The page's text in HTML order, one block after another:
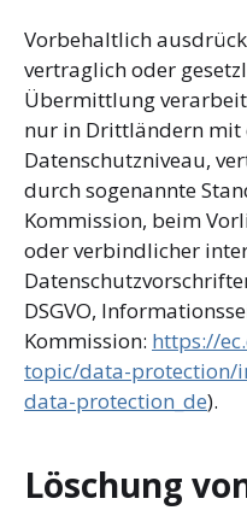
Vorbehaltlich
vertraglich oder
Übermittlung
nur in Drittländern mit
Datenschutzniveau,
durch sogenannte
Kommission, beim
oder verbindlicher
DSGVO,
Kommission: https://
topic/data-protection/
data-protection_de).
Löschung